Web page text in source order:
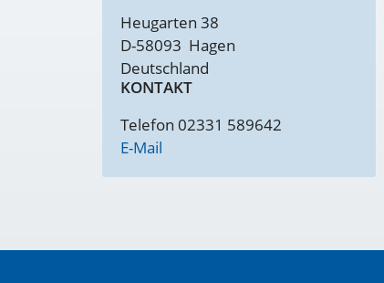
Heugarten 38
D-58093 Hagen
Deutschland
KONTAKT
Telefon 02331 589642
E-Mail